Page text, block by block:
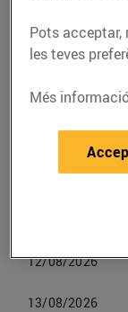
09/08/2026
10/08/2026
12/08/2026
13/08/2026
Pots acceptar,
les teves
Més